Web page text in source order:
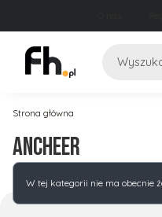
Szukaj
Strona główna
Ancheer
Lista produktów
W tej kategorii nie ma obecnie